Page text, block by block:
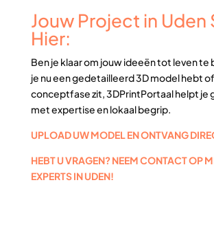
Jouw Project in Uden
Hier:
Ben je klaar om jouw ideeën tot leven te
je nu een gedetailleerd 3D model hebt
conceptfase zit, 3DPrintPortaal helpt je
met expertise en lokaal begrip.
UPLOAD UW MODEL EN ONTVANG
HEBT U VRAGEN? NEEM CONTACT OP
EXPERTS IN UDEN!